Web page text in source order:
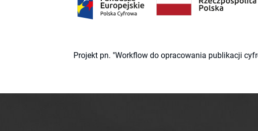
Projekt pn. "Workflow do opracowania publikacji